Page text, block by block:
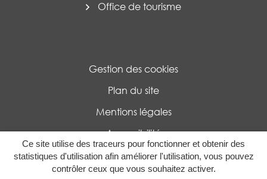
Ce site utilise des traceurs pour fonctionner et obtenir des
statistiques d'utilisation afin améliorer l'utilisation, vous pouvez
contrôler ceux que vous souhaitez activer.
Office de tourisme
Gestion des cookies
Plan du site
Mentions légales
Accessibilité
Politique de confidentialité